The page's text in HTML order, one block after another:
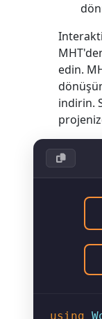
edin.
indirin.
using